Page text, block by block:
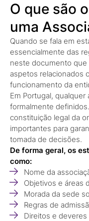
O que são
uma
Quando se fala em
essencialmente das
neste documento que
aspetos relacionados
funcionamento da
Em Portugal,
formalmente
constituição legal da
importantes para
tomada de decisões.
De forma geral, os
como:
Nome da
Objetivos e áreas
Morada da sede
Regras de
Direitos e